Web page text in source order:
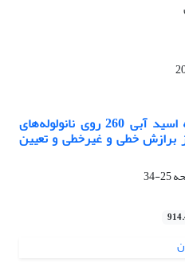
بررسی سینتیک جذب رنگدانه اسید آبی 260 روی نانولوله‌های
برازش خطی و غیرخطی و تعیین
25-34